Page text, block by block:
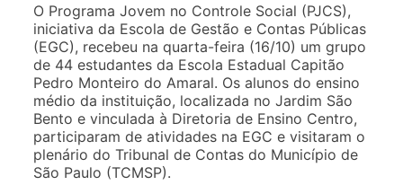
O Programa Jovem no Controle Social (PJCS),
iniciativa da Escola de Gestão e Contas Públicas
(EGC), recebeu na quarta-feira (16/10) um grupo
de 44 estudantes da Escola Estadual Capitão
Pedro Monteiro do Amaral. Os alunos do ensino
médio da instituição, localizada no Jardim São
Bento e vinculada à Diretoria de Ensino Centro,
participaram de atividades na EGC e visitaram o
plenário do Tribunal de Contas do Município de
São Paulo (TCMSP).